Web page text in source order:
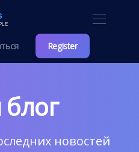
Register
новостей